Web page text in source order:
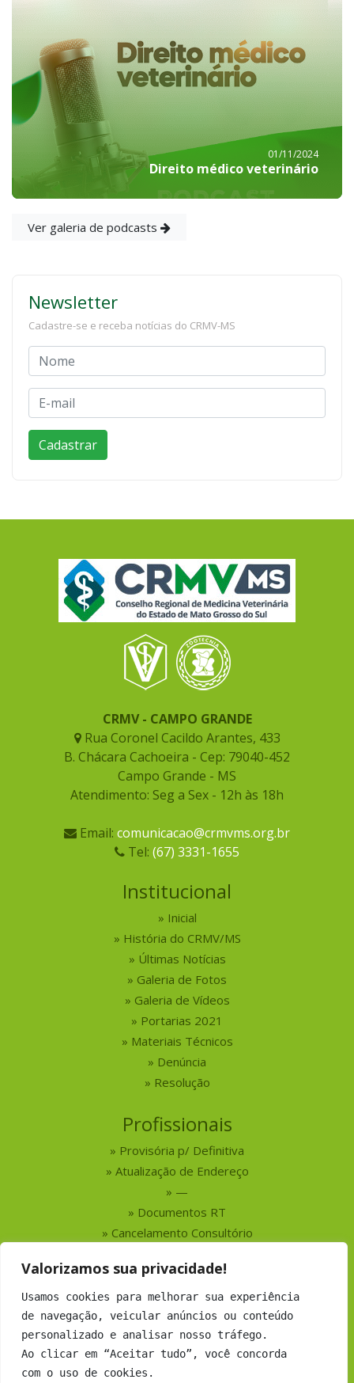
Valorizamos sua privacidade!
Usamos cookies para melhorar sua experiência
de navegação, veicular anúncios ou conteúdo
personalizado e analisar nosso tráfego.
Ao clicar em “Aceitar tudo”, você concorda
com o uso de cookies.
01/11/2024
Direito médico veterinário
Ver galeria de podcasts
Newsletter
Cadastre-se e receba notícias do CRMV-MS
CRMV - CAMPO GRANDE
Rua Coronel Cacildo Arantes, 433
B. Chácara Cachoeira - Cep: 79040-452
Campo Grande - MS
Atendimento: Seg a Sex - 12h às 18h
Email: comunicacao@crmvms.org.br
Tel: (67) 3331-1655
Institucional
Inicial
História do CRMV/MS
Últimas Notícias
Galeria de Fotos
Galeria de Vídeos
Portarias 2021
Materiais Técnicos
Denúncia
Resolução
Profissionais
Provisória p/ Definitiva
Atualização de Endereço
—
Documentos RT
Cancelamento Consultório
Serviços
Busca por Profissionais
Busca por Empresas
Números do CRMV-MS